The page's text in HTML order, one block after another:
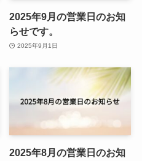
2025年9月の営業日のお知
らせです。
2025年9月1日
2025年8月の営業日のお知